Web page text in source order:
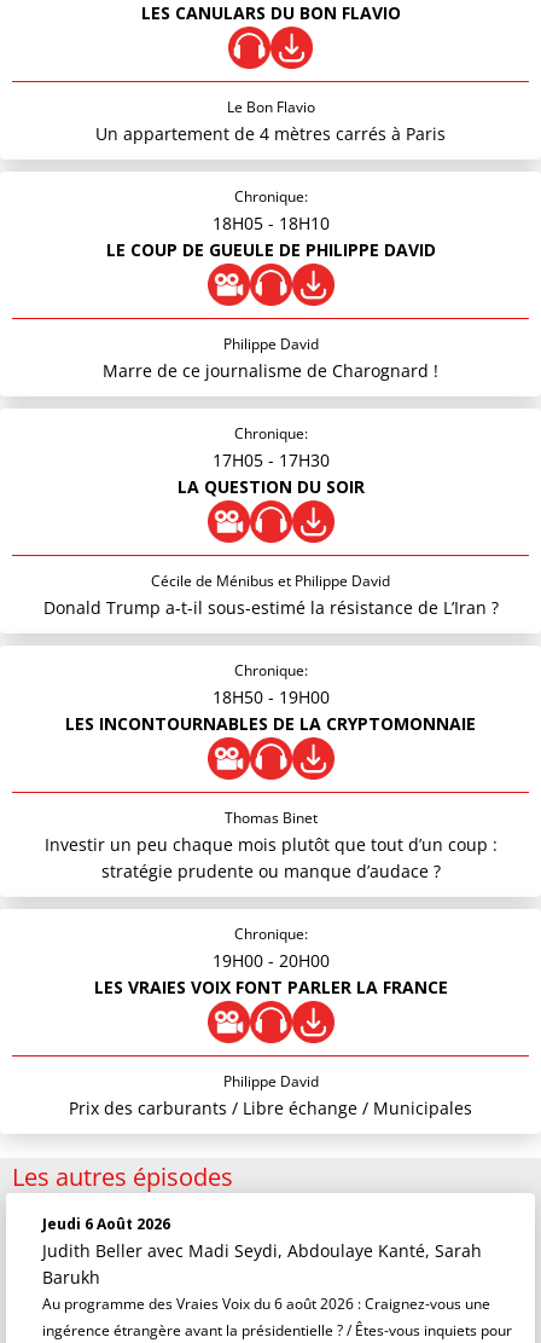
LES CANULARS DU BON FLAVIO
Le Bon Flavio
Un appartement de 4 mètres carrés à Paris
Chronique:
18H05 - 18H10
LE COUP DE GUEULE DE PHILIPPE DAVID
Philippe David
Marre de ce journalisme de Charognard !
Chronique:
17H05 - 17H30
LA QUESTION DU SOIR
Cécile de Ménibus et Philippe David
Donald Trump a-t-il sous-estimé la résistance de L’Iran ?
Chronique:
18H50 - 19H00
LES INCONTOURNABLES DE LA CRYPTOMONNAIE
Thomas Binet
Investir un peu chaque mois plutôt que tout d’un coup :
stratégie prudente ou manque d’audace ?
Chronique:
19H00 - 20H00
LES VRAIES VOIX FONT PARLER LA FRANCE
Philippe David
Prix des carburants / Libre échange / Municipales
Les autres épisodes
Jeudi 6 Août 2026
Judith Beller avec Madi Seydi, Abdoulaye Kanté, Sarah
Barukh
Au programme des Vraies Voix du 6 août 2026 : Craignez-vous une
ingérence étrangère avant la présidentielle ? / Êtes-vous inquiets pour